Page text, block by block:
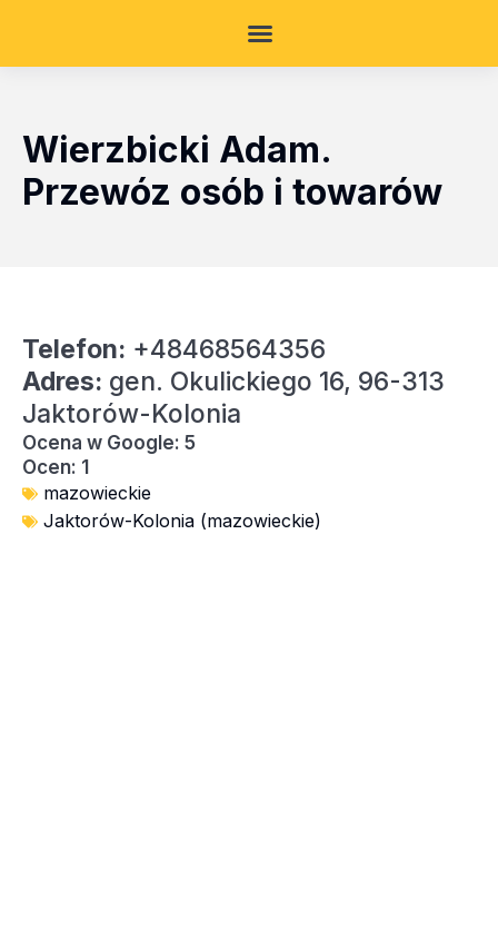
Wierzbicki Adam.
Przewóz osób i towarów
Telefon: +48468564356
Adres: gen. Okulickiego 16, 96-313
Jaktorów-Kolonia
Ocena w Google: 5
Ocen: 1
mazowieckie
Jaktorów-Kolonia (mazowieckie)